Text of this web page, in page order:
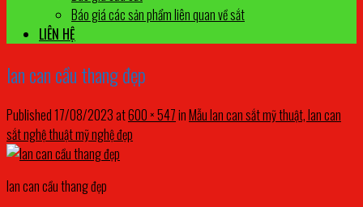
Báo giá các sản phẩm liên quan về sắt
LIÊN HỆ
lan can cầu thang đẹp
Published17/08/2023at600 × 547inMẫu lan can sắt mỹ thuật, lan can
sắt nghệ thuật mỹ nghệ đẹp
lan can cầu thang đẹp